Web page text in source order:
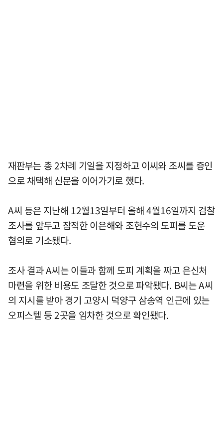
재판부는 총 2차례 기일을 지정하고 이씨와 조씨를 증인
으로 채택해 신문을 이어가기로 했다.
A씨 등은 지난해 12월13일부터 올해 4월16일까지 검찰
조사를 앞두고 잠적한 이은해와 조현수의 도피를 도운
혐의로 기소됐다.
조사 결과 A씨는 이들과 함께 도피 계획을 짜고 은신처
마련을 위한 비용도 조달한 것으로 파악됐다. B씨는 A씨
의 지시를 받아 경기 고양시 덕양구 삼송역 인근에 있는
오피스텔 등 2곳을 임차한 것으로 확인됐다.